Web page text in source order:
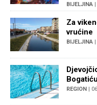
BIJELJINA
Za
vrućine
BIJELJINA
Bogatiću
REGION |